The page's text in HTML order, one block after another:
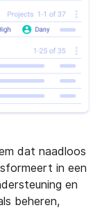
dat naadloos
in een
en
beheren,